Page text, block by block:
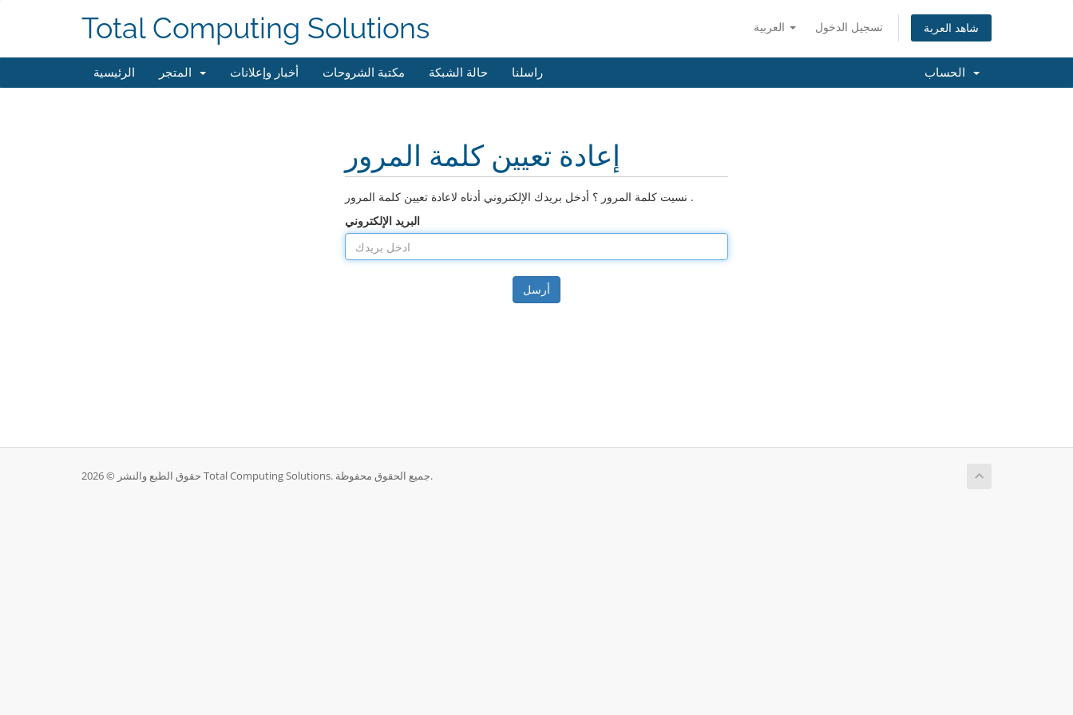
تسجيل الدخول شاهد العربة Total Computing Solutions
الرئيسية أخبار وإعلانات مكتبة الشروحات حالة الشبكة راسلنا
إعادة تعيين كلمة المرور
نسيت كلمة المرور ؟ أدخل بريدك الإلكتروني أدناه لاعادة تعيين كلمة المرور .
البريد الإلكتروني
أرسل
حقوق الطبع والنشر © 2026 Total Computing Solutions. جميع الحقوق محفوظة.